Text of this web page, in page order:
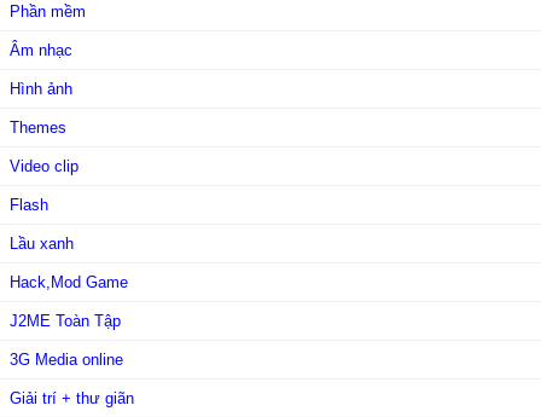
Phần mềm
Âm nhạc
Hình ảnh
Themes
Video clip
Flash
Lầu xanh
Hack,Mod Game
J2ME Toàn Tập
3G Media online
Giải trí + thư giãn